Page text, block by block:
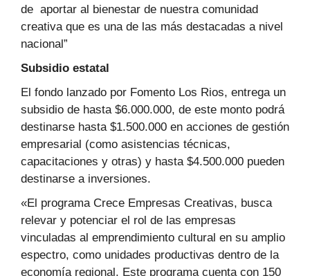
de aportar al bienestar de nuestra comunidad
creativa que es una de las más destacadas a nivel
nacional”
Subsidio estatal
El fondo lanzado por Fomento Los Rios, entrega un
subsidio de hasta $6.000.000, de este monto podrá
destinarse hasta $1.500.000 en acciones de gestión
empresarial (como asistencias técnicas,
capacitaciones y otras) y hasta $4.500.000 pueden
destinarse a inversiones.
«El programa Crece Empresas Creativas, busca
relevar y potenciar el rol de las empresas
vinculadas al emprendimiento cultural en su amplio
espectro, como unidades productivas dentro de la
economía regional. Este programa cuenta con 150